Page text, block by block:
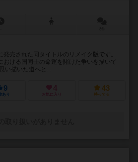
発売された同タイトルのリメイク版です。
おける国同士の命運を賭けた争いを描いて
い描いた道へと...
9
あり
4
お気に入り
43
持ってる